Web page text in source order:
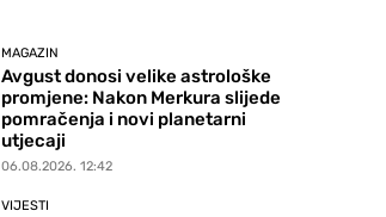
MAGAZIN
Avgust donosi velike astrološke
promjene: Nakon Merkura slijede
pomračenja i novi planetarni
utjecaji
06.08.2026. 12:42
VIJESTI